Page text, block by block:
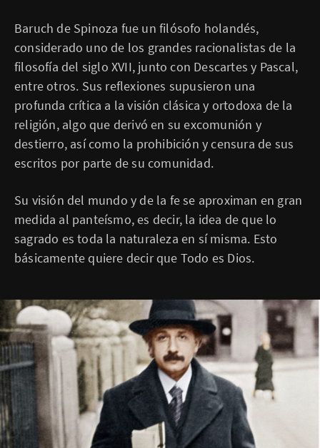
Baruch de Spinoza fue un filósofo holandés,
considerado uno de los grandes racionalistas de la
filosofía del siglo XVII, junto con Descartes y Pascal,
entre otros. Sus reflexiones supusieron una
profunda crítica a la visión clásica y ortodoxa de la
religión, algo que derivó en su excomunión y
destierro, así como la prohibición y censura de sus
escritos por parte de su comunidad.
Su visión del mundo y de la fe se aproximan en gran
medida al panteísmo, es decir, la idea de que lo
sagrado es toda la naturaleza en sí misma. Esto
básicamente quiere decir que Todo es Dios.